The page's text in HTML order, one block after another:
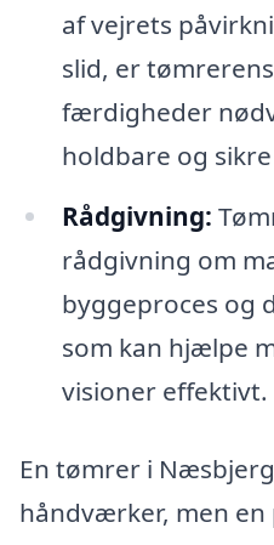
af vejrets
slid, er
færdigheder
holdbare og
Rådgivning:
rådgivning om
byggeproces og
som kan hjælpe
visioner effektivt.
En tømrer i
håndværker, men en